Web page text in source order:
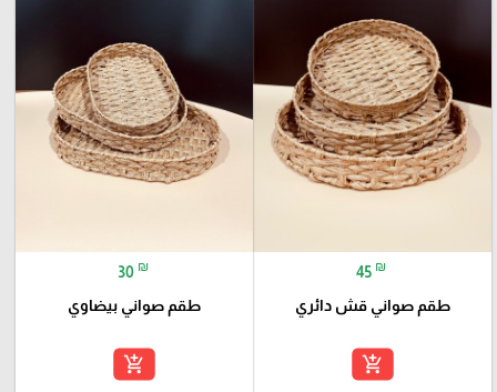
45 ₪
طقم صواني قش دائري
add_shopping_cart
30 ₪
طقم صواني بيضاوي
add_shopping_cart